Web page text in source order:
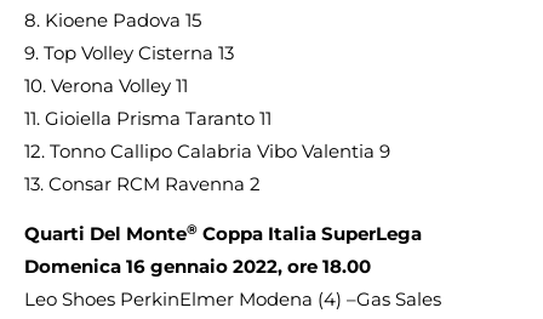
8. Kioene Padova 15
9. Top Volley Cisterna 13
10. Verona Volley 11
11. Gioiella Prisma Taranto 11
12. Tonno Callipo Calabria Vibo Valentia 9
13. Consar RCM Ravenna 2
Quarti Del Monte® Coppa Italia SuperLega
Domenica 16 gennaio 2022, ore 18.00
Leo Shoes PerkinElmer Modena (4) –Gas Sales